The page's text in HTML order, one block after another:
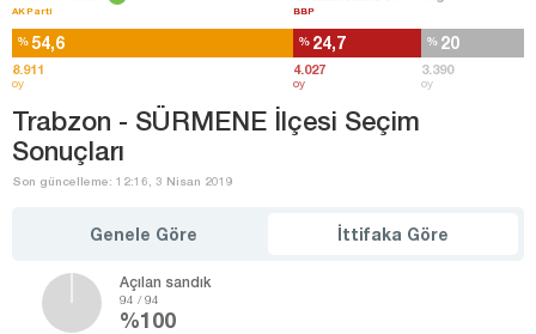
AK Parti
%54,6
8.911
oy
BBP
% 24,7
4.027
oy
% 20
3.390
oy
Trabzon - SÜRMENE İlçesi Seçim
Sonuçları
Son güncelleme: 12:16, 3 Nisan 2019
Genele Göre İttifaka Göre
Açılan sandık
94 / 94
%100